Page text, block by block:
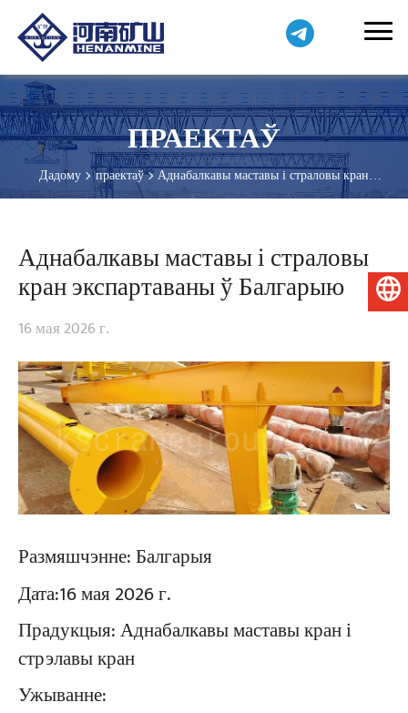
ПРАЕКТАЎ
Дадому праектаў
Аднабалкавы маставы і страловы кран
экспартаваны ў Балгарыю
Аднабалкавы маставы і страловы
кран экспартаваны ў Балгарыю
16 мая 2026 г.
Размяшчэнне:Балгарыя
Дата:16 мая 2026 г.
Прадукцыя:Аднабалкавы маставы кран і
стрэлавы кран
Ужыванне:
Беларуская мова